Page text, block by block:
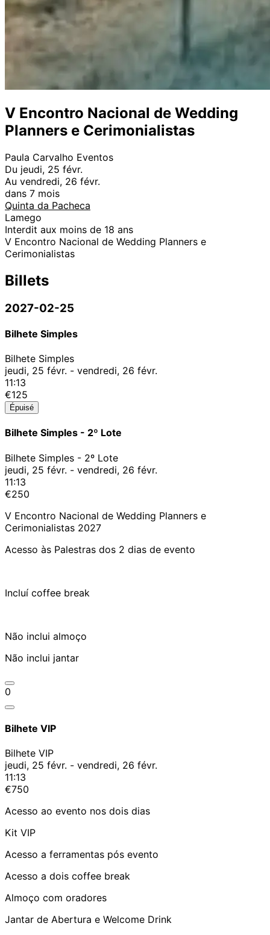
V Encontro Nacional de Wedding
Planners e Cerimonialistas
Paula Carvalho Eventos
Du jeudi, 25 févr.
Au vendredi, 26 févr.
dans 7 mois
Quinta da Pacheca
Lamego
Interdit aux moins de 18 ans
V Encontro Nacional de Wedding Planners e
Cerimonialistas
Billets
2027-02-25
Bilhete Simples
Bilhete Simples
jeudi, 25 févr. - vendredi, 26 févr.
11:13
€125
Épuisé
Bilhete Simples - 2º Lote
Bilhete Simples - 2º Lote
jeudi, 25 févr. - vendredi, 26 févr.
11:13
€250
V Encontro Nacional de Wedding Planners e
Cerimonialistas 2027
Acesso às Palestras dos 2 dias de evento
Incluí coffee break
Não inclui almoço
Não inclui jantar
0
Bilhete VIP
Bilhete VIP
jeudi, 25 févr. - vendredi, 26 févr.
11:13
€750
Acesso ao evento nos dois dias
Kit VIP
Acesso a ferramentas pós evento
Acesso a dois coffee break
Almoço com oradores
Jantar de Abertura e Welcome Drink